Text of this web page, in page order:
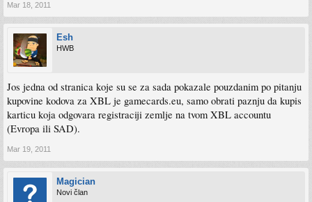
Mar 18, 2011
Esh
HWB
Jos jedna od stranica koje su se za sada pokazale pouzdanim po pitanju
kupovine kodova za XBL je gamecards.eu, samo obrati paznju da kupis
karticu koja odgovara registraciji zemlje na tvom XBL accountu
(Evropa ili SAD).
Mar 19, 2011
Magician
Novi član